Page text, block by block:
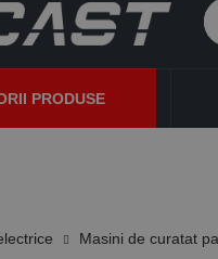
PRODUSE
Masini de curatat